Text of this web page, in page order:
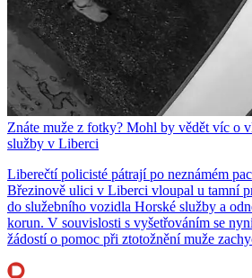
Znáte muže z fotky? Mohl by vědět víc o
služby v Liberci
Liberečtí policisté pátrají po neznámém
Březinově ulici v Liberci vloupal u tamní
do služebního vozidla Horské služby a
korun. V souvislosti s vyšetřováním se
žádostí o pomoc při ztotožnění muže